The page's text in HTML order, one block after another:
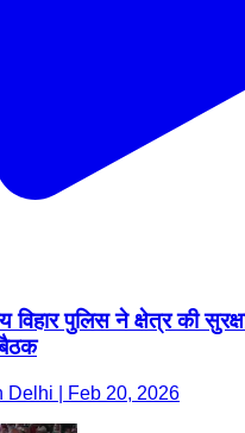
विहार पुलिस ने क्षेत्र की
बैठक
Delhi | Feb 20, 2026